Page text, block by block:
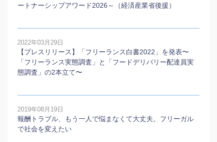
ートナーシップアワード2026～（経済産業省後援）
2022年03月29日
【プレスリリース】「フリーランス白書2022」を発表〜
「フリーランス実態調査」と「フードデリバリー配達員実
態調査」の2本⽴て〜
2019年08月19日
報酬トラブル、もう一人で悩まなくて大丈夫。フリーガル
で社会を変えたい